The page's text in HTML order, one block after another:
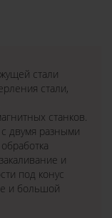
стали
стали,
станков.
двумя разными
и
под конус
и большой